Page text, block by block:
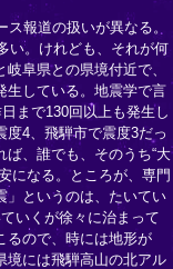
報道の扱いが異なる。
い。けれども、それが何
阜県との県境付近で、
生している。地震学で言
まで130回以上も発生し
4、飛騨市で震度3だっ
、誰でも、そのうち“大
になる。ところが、専門
」というのは、たいてい
いくが徐々に治まって
るので、時には地形が
境には飛騨高山の北アル